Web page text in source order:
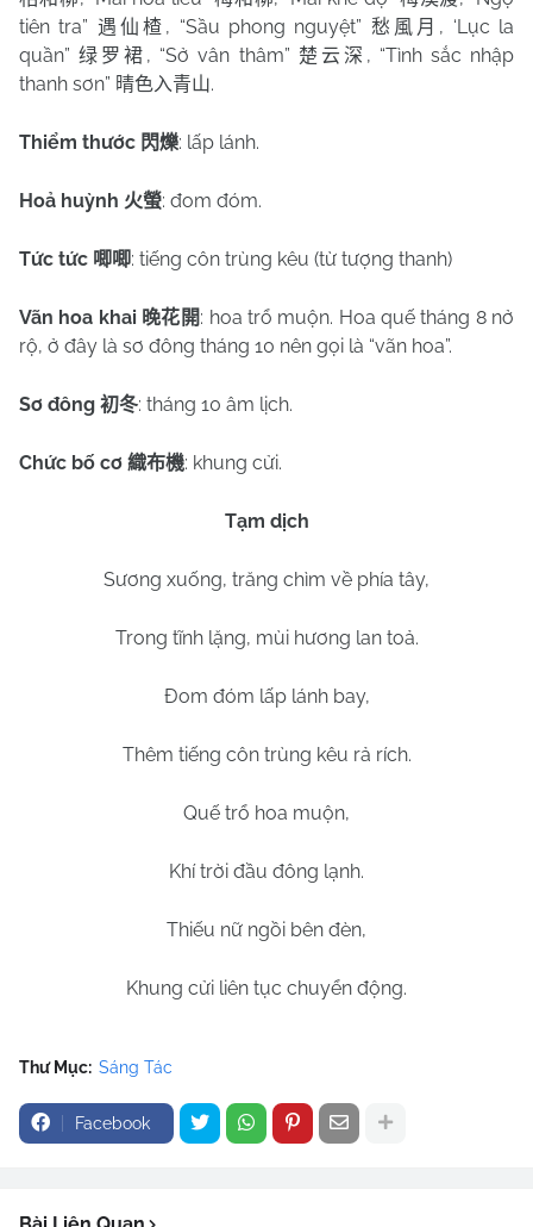
tiên tra” 遇仙楂 , “Sầu phong nguyệt” 愁風月 , ‘Lục la
quần”绿罗裙 , “Sở vân thâm” 楚云深 , “Tình sắc nhập
thanh sơn” 晴色入青山.
Thiểm thước 閃爍: lấp lánh.
Hoả huỳnh 火螢: đom đóm.
Tức tức 唧唧: tiếng côn trùng kêu (từ tượng thanh)
Vãn hoa khai 晚花開: hoa trổ muộn. Hoa quế tháng 8 nở
rộ, ở đây là sơ đông tháng 10 nên gọi là “vãn hoa”.
Sơ đông 初冬: tháng 10 âm lịch.
Chức bố cơ 織布機: khung cửi.
Tạm dịch
Sương xuống, trăng chìm về phía tây,
Trong tĩnh lặng, mùi hương lan toả.
Đom đóm lấp lánh bay,
Thêm tiếng côn trùng kêu rả rích.
Quế trổ hoa muộn,
Khí trời đầu đông lạnh.
Thiếu nữ ngồi bên đèn,
Khung cửi liên tục chuyển động.
Thư Mục: Sáng Tác
Facebook